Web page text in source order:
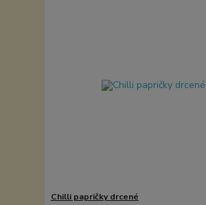
Chilli papričky drcené